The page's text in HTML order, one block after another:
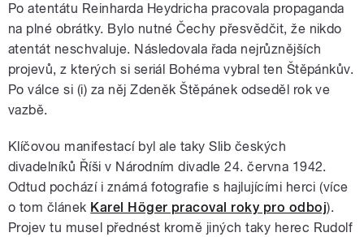
Po atentátu Reinharda Heydricha pracovala propaganda
na plné obrátky. Bylo nutné Čechy přesvědčit, že nikdo
atentát neschvaluje. Následovala řada nejrůznějších
projevů, z kterých si seriál Bohéma vybral ten Štěpánkův.
Po válce si (i) za něj Zdeněk Štěpánek odseděl rok ve
vazbě.
Klíčovou manifestací byl ale taky Slib českých
divadelníků Říši v Národním divadle 24. června 1942.
Odtud pochází i známá fotografie s hajlujícími herci (více
o tom článek Karel Höger pracoval roky pro odboj).
Projev tu musel přednést kromě jiných taky herec Rudolf